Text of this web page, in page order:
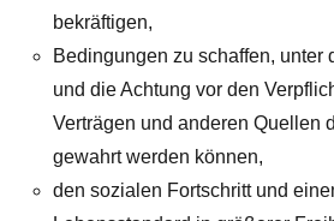
bekräftigen,
Bedingungen zu schaffen, unter
und die Achtung vor den
Verträgen und anderen Quellen
gewahrt werden können,
den sozialen Fortschritt und